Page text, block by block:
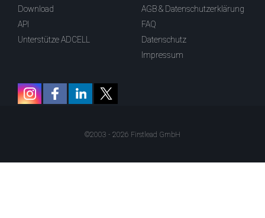
Download
API
Unterstütze ADCELL
AGB & Datenschutzerklärung
FAQ
Datenschutz
Impressum
©2003 - 2026 Firstlead GmbH